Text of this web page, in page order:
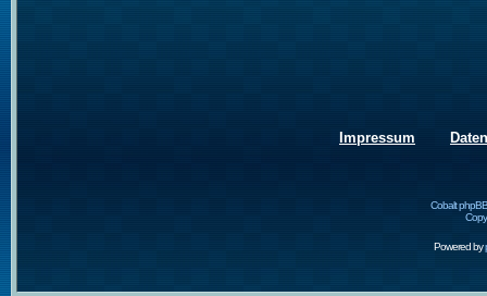
Impressum
Cobalt
Powered by